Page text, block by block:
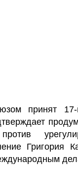
принят 17-
Григория